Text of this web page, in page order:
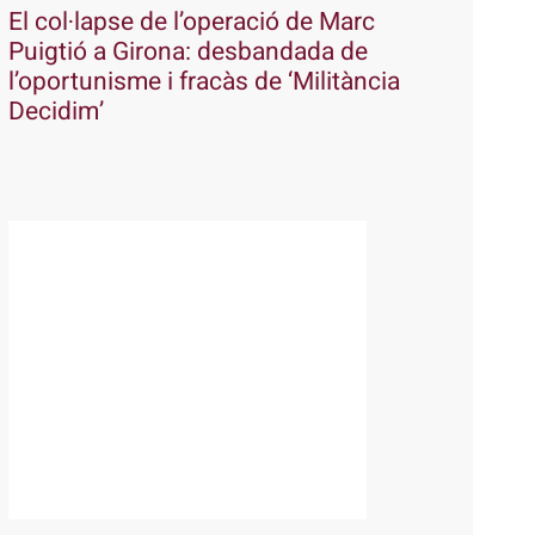
El col·lapse de l’operació de Marc
Puigtió a Girona: desbandada de
l’oportunisme i fracàs de ‘Militància
Decidim’